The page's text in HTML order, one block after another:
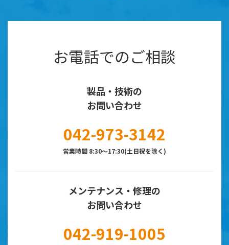
お電話でのご相談
製品・技術の
お問い合わせ
042-973-3142
営業時間 8:30～17:30(土日祝を除く)
メンテナンス・修理の
お問い合わせ
042-919-1005